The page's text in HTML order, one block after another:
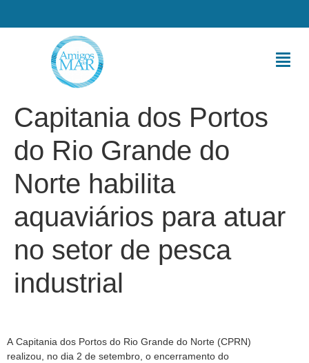
Capitania dos Portos
do Rio Grande do
Norte habilita
aquaviários para atuar
no setor de pesca
industrial
A Capitania dos Portos do Rio Grande do Norte (CPRN)
realizou, no dia 2 de setembro, o encerramento do